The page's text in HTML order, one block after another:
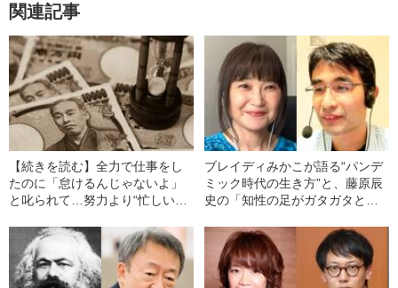
関連記事
【続きを読む】全力で仕事をし
たのに「怠けるんじゃないよ」
と叱られて…努力より“忙しいフ
ョブの大きな“問題点”
ブレイディみかこが語る“パンデ
ミック時代の生き方”と、藤原辰
史の「知性の足がガタガタと震